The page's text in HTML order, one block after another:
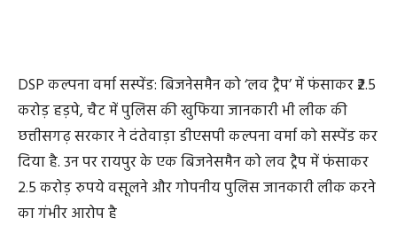
DSP कल्पना वर्मा सस्पेंड: बिजनेसमैन को ‘लव ट्रैप’ में फंसाकर ₹2.5
करोड़ हड़पे, चैट में पुलिस की खुफिया जानकारी भी लीक की
छत्तीसगढ़ सरकार ने दंतेवाड़ा डीएसपी कल्पना वर्मा को सस्पेंड कर
दिया है. उन पर रायपुर के एक बिजनेसमैन को लव ट्रैप में फंसाकर
2.5 करोड़ रुपये वसूलने और गोपनीय पुलिस जानकारी लीक करने
का गंभीर आरोप है